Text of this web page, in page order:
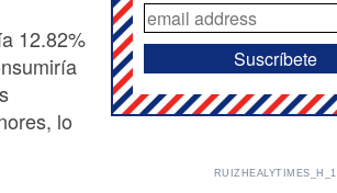
12.82%
lo
RUIZHEALYTIMES_H_1